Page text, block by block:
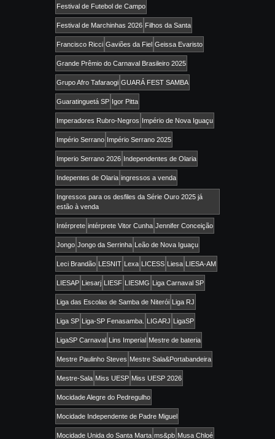
Festival de Futebol de Campo
Festival de Marchinhas 2026 Filhos da Santa
Francisco Ricci Gaviões da Fiel Geissa Evaristo
Grande Prêmio do Carnaval Brasileiro 2025
Grupo Afro Tafaraogi GUARÁ FEST SAMBA
Guaratinguetá SP Igor Pitta
Imperadores Rubro-Negros Império de Nova Iguaçu
Império Serrano Império Serrano 2025
Imperio Serrano 2026 Independentes de Olaria
Indepentes de Olaria ingressos a venda
Ingressos para os desfiles da Série Ouro 2025 já
estão à venda
Intérprete intérprete Vitor Cunha Jennifer Conceição
Jongo Jongo da Serrinha Leão de Nova Iguaçu
Leci Brandão LESNIT Lexa LICESS Liesa LIESA-AM
LIESAP Liesarj LIESF LIESMG Liga Carnaval SP
Liga das Escolas de Samba de Niterói Liga RJ
Liga SP Liga-SP Fenasamba. LIGARJ LigaSP
LigaSP Carnaval Lins Imperial Mestre de bateria
Mestre Paulinho Steves Mestre Sala&Portabandeira
Mestre-Sala Miss UESP Miss UESP 2026
Mocidade Alegre do Pedregulho
Mocidade Independente de Padre Miguel
Mocidade Unida do Santa Marta ms&pb Musa Chloé